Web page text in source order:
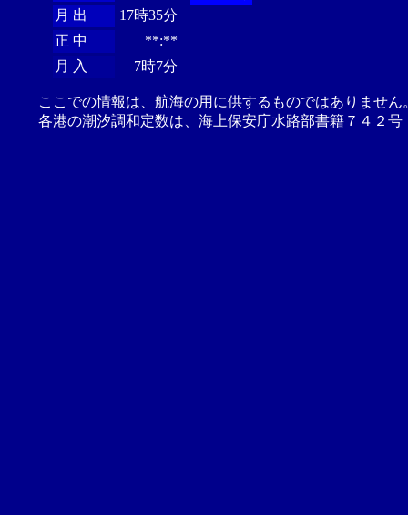
月 出
17時35分
正 中
**:**
月 入
7時7分
ここでの情報は、航海の用に供するものではありませ
各港の潮汐調和定数は、海上保安庁水路部書籍７４２